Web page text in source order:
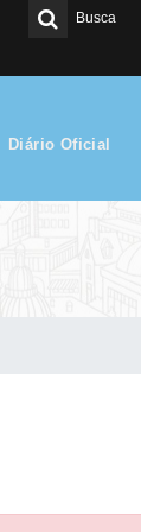
Busca
Diário Oficial